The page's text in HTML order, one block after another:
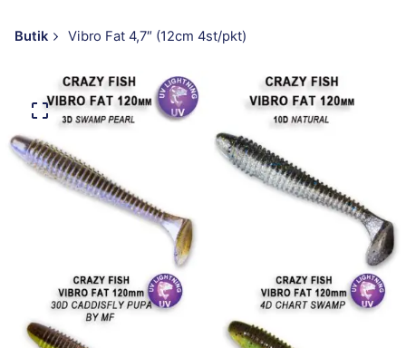
Butik Vibro Fat 4,7″ (12cm 4st/pkt)